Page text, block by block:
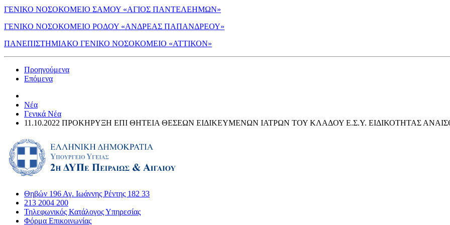
ΓΕΝΙΚΟ ΝΟΣΟΚΟΜΕΙΟ ΣΑΜΟΥ «ΑΓΙΟΣ ΠΑΝΤΕΛΕΗΜΩΝ»
ΓΕΝΙΚΟ ΝΟΣΟΚΟΜΕΙΟ ΡΟΔΟΥ «ΑΝΔΡΕΑΣ ΠΑΠΑΝΔΡΕΟΥ»
ΠΑΝΕΠΙΣΤΗΜΙΑΚΟ ΓΕΝΙΚΟ ΝΟΣΟΚΟΜΕΙΟ «ΑΤΤΙΚΟΝ»
Προηγούμενα
Επόμενα
Νέα
Γενικά Νέα
11.10.2022 ΠΡΟΚΗΡΥΞΗ ΕΠΙ ΘΗΤΕΙΑ ΘΕΣΕΩΝ ΕΙΔΙΚΕΥΜΕΝΩΝ ΙΑΤΡΩΝ ΤΟΥ ΚΛΑΔΟΥ Ε.Σ.Υ. ΕΙΔΙΚΟΤΗΤΑΣ
Θηβών 196 Αγ. Ιωάννης Ρέντης 182 33
213 2004 200
Τηλεφωνικός Κατάλογος Υπηρεσίας
Φόρμα Επικοινωνίας